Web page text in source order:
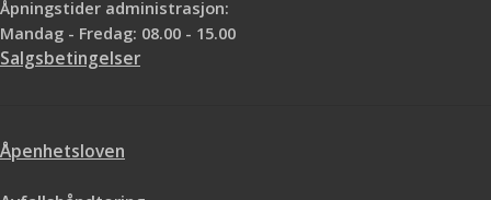
Åpningstider administrasjon:
Mandag - Fredag: 08.00 - 15.00
Salgsbetingelser
Åpenhetsloven